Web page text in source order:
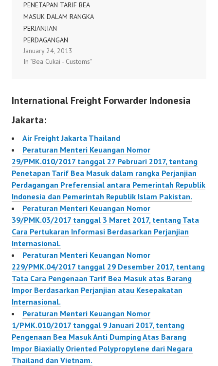
Pemerintah Republik
Indonesia dan
Pemerintah Republik
Islam Pakistan.
29/PMK.010/2017
PENETAPAN TARIF BEA
MASUK DALAM RANGKA
PERJANJIAN
PERDAGANGAN
PREFERENSIAL ANTARA
PEMERINTAH REPUBLIK
ISLAM PAKISTAN
January 24, 2013
In "Bea Cukai - Customs"
International Freight Forwarder Indonesia
Jakarta:
Air Freight Jakarta Thailand
Peraturan Menteri Keuangan Nomor
29/PMK.010/2017 tanggal 27 Pebruari 2017, tentang
Penetapan Tarif Bea Masuk dalam rangka Perjanjian
Perdagangan Preferensial antara Pemerintah Republik
Indonesia dan Pemerintah Republik Islam Pakistan.
Peraturan Menteri Keuangan Nomor
39/PMK.03/2017 tanggal 3 Maret 2017, tentang Tata
Cara Pertukaran Informasi Berdasarkan Perjanjian
Internasional.
Peraturan Menteri Keuangan Nomor
229/PMK.04/2017 tanggal 29 Desember 2017, tentang
Tata Cara Pengenaan Tarif Bea Masuk atas Barang
Impor Berdasarkan Perjanjian atau Kesepakatan
Internasional.
Peraturan Menteri Keuangan Nomor
1/PMK.010/2017 tanggal 9 Januari 2017, tentang
Pengenaan Bea Masuk Anti Dumping Atas Barang
Impor Biaxially Oriented Polypropylene dari Negara
Thailand dan Vietnam.